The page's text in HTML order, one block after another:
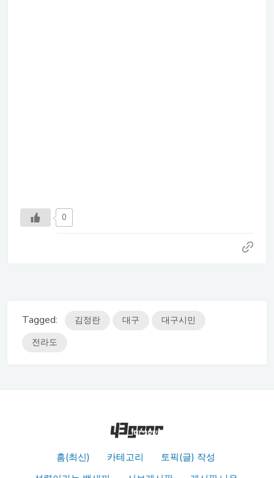
0
Tagged: 김정란 대구
대구시민
전라도
홈(최신) 카테고리
토픽(글) 작성